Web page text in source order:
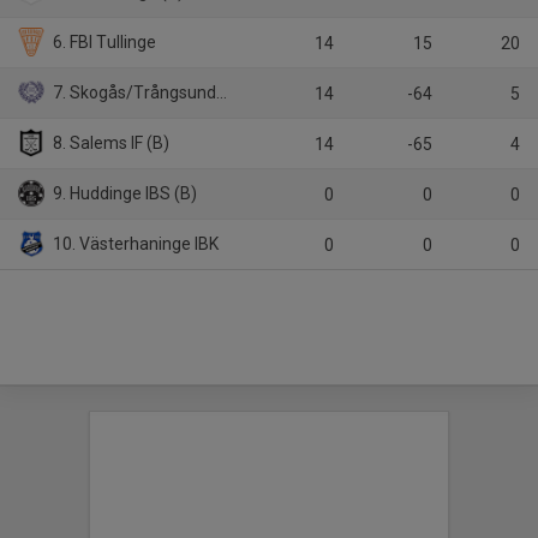
6. FBI Tullinge 14 15 20
7. Skogås/Trångsunds IBK 14 -64 5
8. Salems IF (B) 14 -65 4
9. Huddinge IBS (B) 0 0 0
10. Västerhaninge IBK 0 0 0